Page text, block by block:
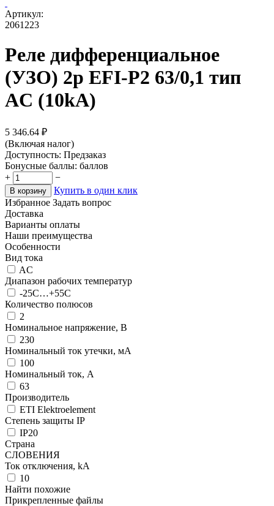
Артикул:
2061223
Реле дифференциальное
(УЗО) 2р EFI-P2 63/0,1 тип
AC (10kA)
5 346.64 ₽
(Включая налог)
Доступность: Предзаказ
Бонусные баллы: баллов
+
−
В корзину
Купить в один клик
Избранное Задать вопрос
Доставка
Варианты оплаты
Наши преимущества
Особенности
Вид тока
AC
Диапазон рабочих температур
-25C…+55C
Количество полюсов
2
Номинальное напряжение, В
230
Номинальный ток утечки, мА
100
Номинальный ток, А
63
Производитель
ETI Elektroelement
Степень защиты IP
IP20
Страна
СЛОВЕНИЯ
Ток отключения, kА
10
Найти похожие
Прикрепленные файлы